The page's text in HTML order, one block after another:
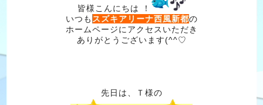
皆様こんにちは ！
いつも スズキアリーナ西風新都の
ホームページにアクセスいただき
ありがとうございます(^^♡
先日は、Ｔ様の